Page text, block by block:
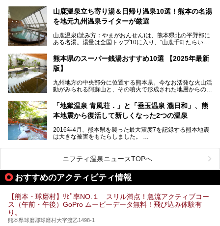
今回は再開した耕きちの湯を訪問し、全浴室(男女別大浴
ます。和傘や竹、ろうそくなどを用いて、和情緒たっぷりの
ライトアップが無料で楽しめます。
日、の合計8日間開催。今回は地元九州在住の筆者が、その
見所を徹底紹介。併せて、その他イベントや立ち寄り湯も併
山鹿温泉立ち寄り湯＆日帰り温泉10選！熊本の名湯
を地元九州温泉ライターが厳選
山鹿温泉(読み方：やまがおんせん)は、熊本県北の平野部に
ある名湯。湯量は全国トップ10に入り、“山鹿千軒たらいな
泉質であり、お湯の良さにも定評があります。
今回は地元九州の温泉ライターの私が実際に入浴した中か
設・家族風呂の3パターンに分類し、合計10施設を厳選して
ご紹介。ぜひ、湯めぐりの参考にして下さいね！
熊本県のスーパー銭湯おすすめ10選 【2025年最新
版】
九州地方の中央部分に位置する熊本県。今なお活発な火山活
動がみられる阿蘇山と、その噴火で形成された地層からの湧
す。
そんな熊本県は、県内の至るところから温泉が湧いている温
泉県でもあります。山鹿温泉、玉名温泉、黒川温泉、人吉温
出すスーパー銭湯が豊富です。なかでも注目のスーパー銭湯
をピックアップしました。
「地獄温泉 青風荘．」と「垂玉温泉 瀧日和」、熊
本地震から復活して新しくなった2つの温泉
2016年4月、熊本県を襲った最大震度7を記録する熊本地震
は大きな被害をもたらしました。
阿蘇山麓の南阿蘇村の「地獄温泉 清風荘」、そして「清風
荘」から400mほど離れた「垂玉（たるたま）温泉 山口旅
館」の2軒は、この地震による土砂崩れなどのために、一時
期は孤立状態に。もしかしたらこの時のニュースで、「地獄
温泉」と「垂玉温泉」の名前を知った人もいるかもしれませ
ん。
この2軒は今どうなっているのでしょうか。実は現在は「地
獄温泉 青風荘．」「垂玉温泉 瀧日和」として営業を再開し
します。
ニフティ温泉ニュースTOPへ
おすすめのアクティビティ情報
【熊本・球磨村】ﾘﾋﾟ率NO.１ スリル満点！急流アクティブコー
ス（午前・午後）GoPro ムービーデータ無料！飛び込み体験有
り。
熊本県球磨郡球磨村大字渡乙1498-1